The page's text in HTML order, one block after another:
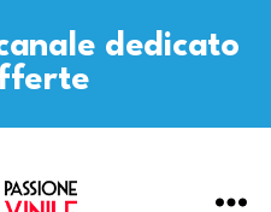
dedicato